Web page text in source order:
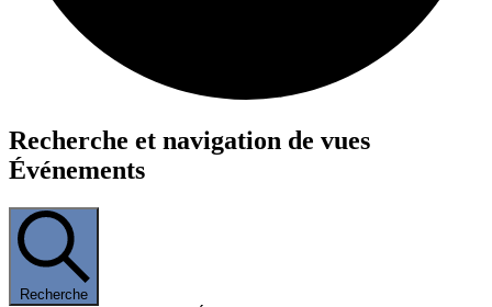
Événements
Recherche et navigation de vues
Événements
Recherche